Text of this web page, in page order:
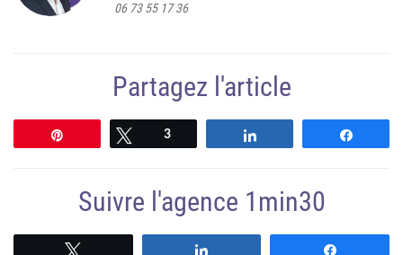
06 73 55 17 36
Partagez l'article
Tweetez
3
Suivre l'agence 1min30